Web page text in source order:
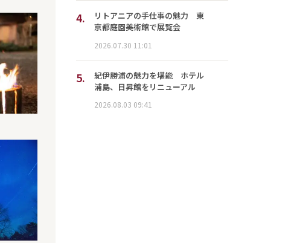
4.
リトアニアの手仕事の魅力 東
京都庭園美術館で展覧会
2026.07.30 11:01
5.
紀伊勝浦の魅力を堪能 ホテル
浦島、日昇館をリニューアル
2026.08.03 09:41